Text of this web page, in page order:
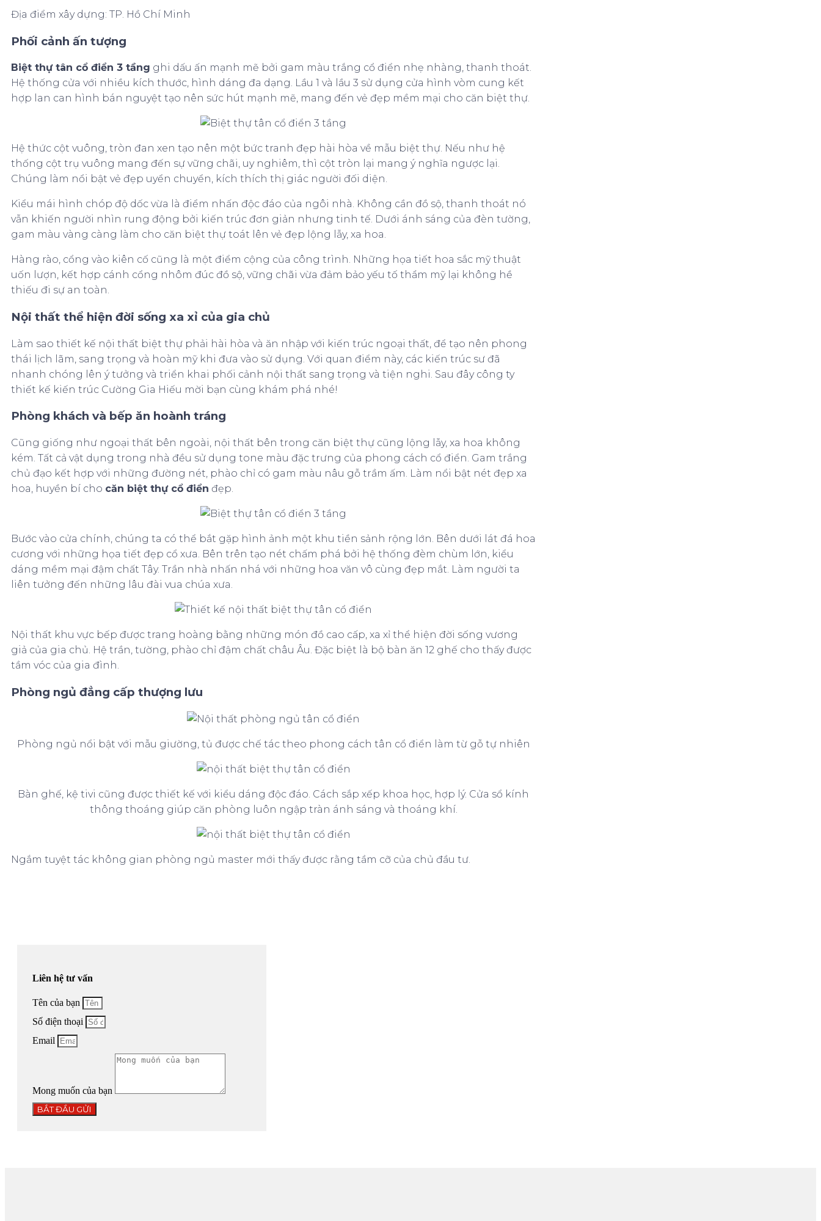
Địa điểm xây dựng: TP. Hồ Chí Minh
Phối cảnh ấn tượng
Biệt thự tân cổ điển 3 tầng ghi dấu ấn mạnh mẽ bởi gam màu trắng cổ điển nhẹ nhàng, thanh thoát.
Hệ thống cửa với nhiều kích thước, hình dáng đa dạng. Lầu 1 và lầu 3 sử dụng cửa hình vòm cung kết
hợp lan can hình bán nguyệt tạo nên sức hút mạnh mẽ, mang đến vẻ đẹp mềm mại cho căn biệt thự.
Hệ thức cột vuông, tròn đan xen tạo nên một bức tranh đẹp hài hòa về mẫu biệt thự. Nếu như hệ
thống cột trụ vuông mang đến sự vững chãi, uy nghiêm, thì cột tròn lại mang ý nghĩa ngược lại.
Chúng làm nổi bật vẻ đẹp uyển chuyển, kích thích thị giác người đối diện.
Kiểu mái hình chóp độ dốc vừa là điểm nhấn độc đáo của ngôi nhà. Không cần đồ sộ, thanh thoát nó
vẫn khiến người nhìn rung động bởi kiến trúc đơn giản nhưng tinh tế. Dưới ánh sáng của đèn tường,
gam màu vàng càng làm cho căn biệt thự toát lên vẻ đẹp lộng lẫy, xa hoa.
Hàng rào, cổng vào kiên cố cũng là một điểm cộng của công trình. Những họa tiết hoa sắc mỹ thuật
uốn lượn, kết hợp cánh cổng nhôm đúc đồ sộ, vững chãi vừa đảm bảo yếu tố thẩm mỹ lại không hề
thiếu đi sự an toàn.
Nội thất thể hiện đời sống xa xỉ của gia chủ
Làm sao thiết kế nội thất biệt thự phải hài hòa và ăn nhập với kiến trúc ngoại thất, để tạo nên phong
thái lịch lãm, sang trọng và hoàn mỹ khi đưa vào sử dụng. Với quan điểm này, các kiến trúc sư đã
nhanh chóng lên ý tưởng và triển khai phối cảnh nội thất sang trọng và tiện nghi. Sau đây công ty
thiết kế kiến trúc Cường Gia Hiếu mời bạn cùng khám phá nhé!
Phòng khách và bếp ăn hoành tráng
Cũng giống như ngoại thất bên ngoài, nội thất bên trong căn biệt thự cũng lộng lẫy, xa hoa không
kém. Tất cả vật dụng trong nhà đều sử dụng tone màu đặc trưng của phong cách cổ điển. Gam trắng
chủ đạo kết hợp với những đường nét, phào chỉ có gam màu nâu gỗ trầm ấm. Làm nổi bật nét đẹp xa
hoa, huyền bí cho căn biệt thự cổ điển đẹp.
Bước vào cửa chính, chúng ta có thể bắt gặp hình ảnh một khu tiền sảnh rộng lớn. Bên dưới lát đá hoa
cương với những họa tiết đẹp cổ xưa. Bên trên tạo nét chấm phá bởi hệ thống đèm chùm lớn, kiểu
dáng mềm mại đậm chất Tây. Trần nhà nhấn nhá với những hoa văn vô cùng đẹp mắt. Làm người ta
liên tưởng đến những lâu đài vua chúa xưa.
Nội thất khu vực bếp được trang hoàng bằng những món đồ cao cấp, xa xỉ thể hiện đời sống vương
giả của gia chủ. Hệ trần, tường, phào chỉ đậm chất châu Âu. Đặc biệt là bộ bàn ăn 12 ghế cho thấy được
tầm vóc của gia đình.
Phòng ngủ đẳng cấp thượng lưu
Phòng ngủ nổi bật với mẫu giường, tủ được chế tác theo phong cách tân cổ điển làm từ gỗ tự nhiên
Bàn ghế, kệ tivi cũng được thiết kế với kiểu dáng độc đáo. Cách sắp xếp khoa học, hợp lý. Cửa sổ kính
thông thoáng giúp căn phòng luôn ngập tràn ánh sáng và thoáng khí.
Ngắm tuyệt tác không gian phòng ngủ master mới thấy được rằng tầm cỡ của chủ đầu tư.
Liên hệ tư vấn
Tên của bạn
Số điện thoại
Email
Mong muốn của bạn
BẮT ĐẦU GỬI